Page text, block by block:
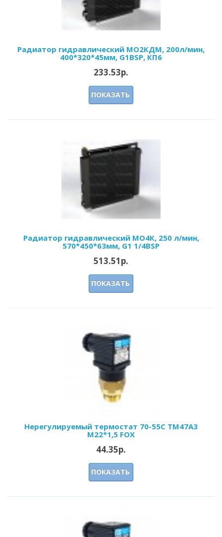
Радиатор гидравлический МО2КДМ, 200л/мин,
400*320*45мм, G1BSP, КП6
233.53р.
ПОКАЗАТЬ
Радиатор гидравлический МО4К, 250 л/мин,
570*450*63мм, G1 1/4BSP
513.51р.
ПОКАЗАТЬ
Нерегулируемый термостат 70-55С ТМ47А3
М22*1,5 FOX
44.35р.
ПОКАЗАТЬ